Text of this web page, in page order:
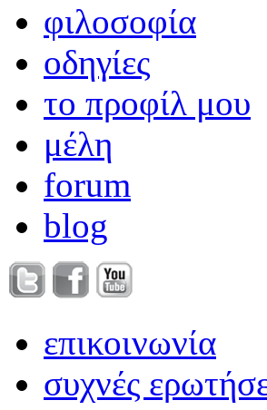
φιλοσοφία
οδηγίες
το προφίλ μου
μέλη
forum
blog
επικοινωνία
συχνές